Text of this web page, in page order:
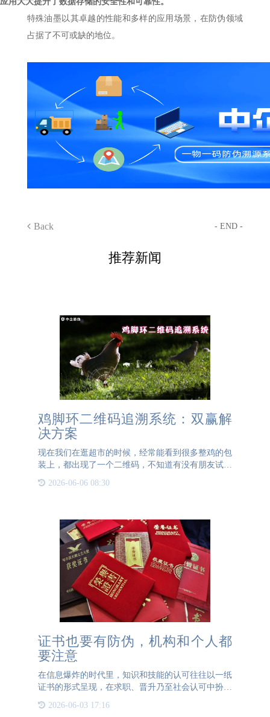
特殊油墨以其卓越的性能和多样的应用场景，在防伪领域
占据了不可或缺的地位。
Back - END -
推荐新闻
鸡脚环二维码追溯系统：双赢解
决方案
现在我们在逛超市的时候，经常能看到很多整鸡的包
装上，都出现了一个二维码，不知道有没有朋友试着
溯源可追溯的。而这一点作为一个可以提升品牌附加
2026-06-06 08:30
证书也要有防伪，机构和个人都
要注意
在信息爆炸的时代里，知识和技能的认可往往以一纸
证书的形式呈现，在求职、晋升乃至社会认可中扮演
者至关重要的角色。然而，随着技术的发展，伪造或
篡改证书的行为愈发隐蔽且猖獗，使得认证的价值收
2026-06-03 17:16